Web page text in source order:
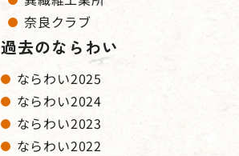
奈良クラブ
過去のならわい
ならわい2025
ならわい2024
ならわい2023
ならわい2022